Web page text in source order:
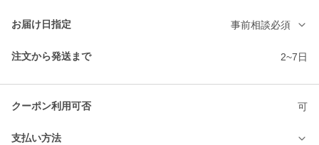
お届け日指定 事前相談必須
注文から発送まで 2~7日
クーポン利用可否 可
支払い方法